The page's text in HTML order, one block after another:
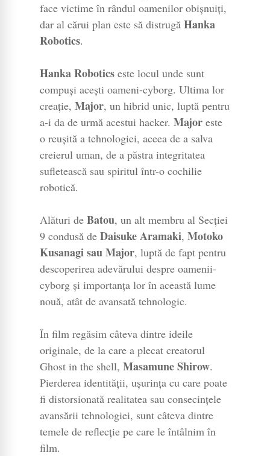
face victime în rândul oamenilor obișnuiți,
dar al cărui plan este să distrugă Hanka
Robotics.
Hanka Roboticseste locul unde sunt
compuși acești oameni-cyborg. Ultima lor
creație, Major, un hibrid unic, luptă pentru
a-i da de urmă acestui hacker. Majoreste
o reușită a tehnologiei, aceea de a salva
creierul uman, de a păstra integritatea
sufletească sau spiritul într-o cochilie
robotică.
Alături de Batou, un alt membru al Secției
9 condusă de Daisuke Aramaki, Motoko
Kusanagi sau Major, luptă de fapt pentru
descoperirea adevărului despre oamenii-
cyborg și importanța lor în această lume
nouă, atât de avansată tehnologic.
În film regăsim câteva dintre ideile
originale, de la care a plecat creatorul
Ghost in the shell, Masamune Shirow.
Pierderea identității, ușurința cu care poate
fi distorsionată realitatea sau consecințele
avansării tehnologiei, sunt câteva dintre
temele de reflecție pe care le întâlnim în
film.